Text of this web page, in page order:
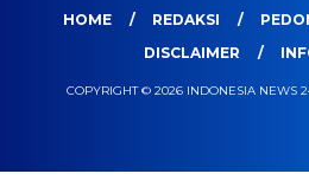
HOME REDAKSI
DISCLAIMER
COPYRIGHT © 2026 INDONESIA NEWS